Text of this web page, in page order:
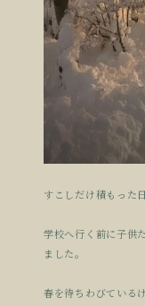
すこしだけ積もった日
学校へ行く前に子供
ました。
春を待ちわびている